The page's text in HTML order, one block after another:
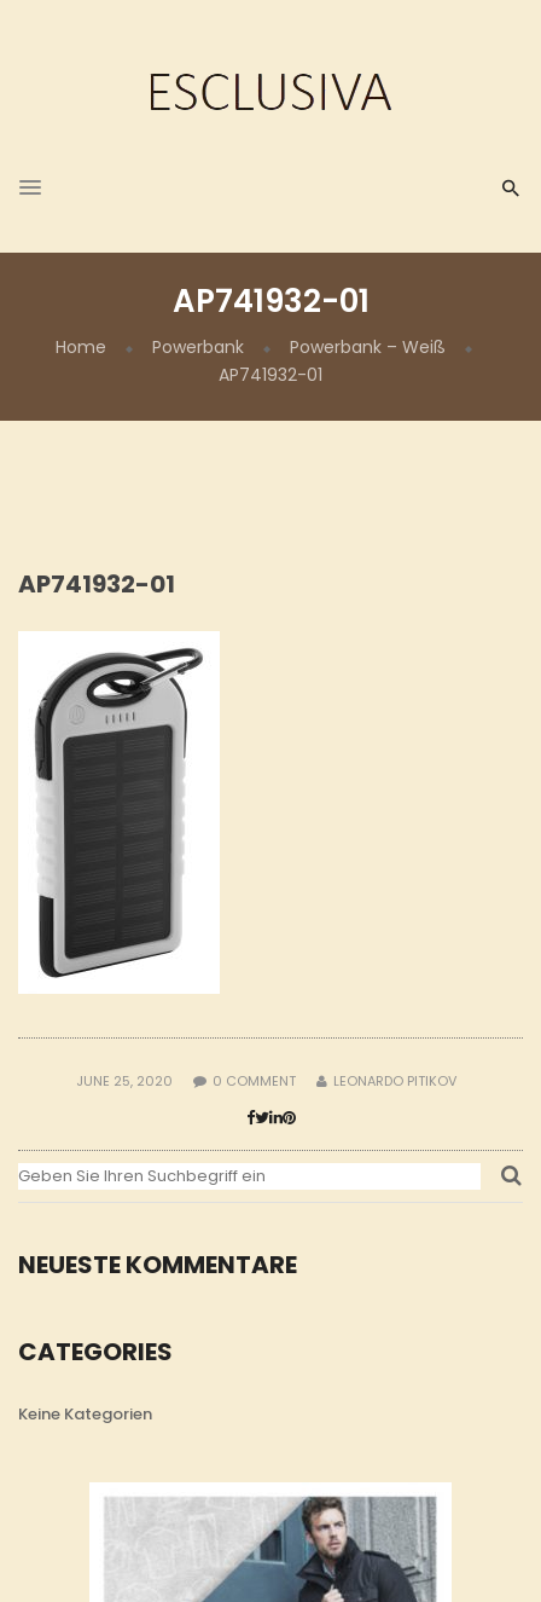
AP741932-01
Home Powerbank
Powerbank – Weiß
AP741932-01
NEUESTE KOMMENTARE
CATEGORIES
Keine Kategorien
AP741932-01
JUNE 25, 2020 0 COMMENT LEONARDO PITIKOV